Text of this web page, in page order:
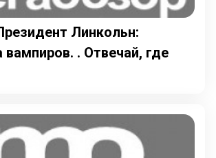
Линкольн:
вампиров. . Отвечай, где